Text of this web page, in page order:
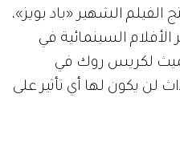
الفيلم الشهير «باد بويز»،
السينمائية في
لكريس روك في
لن يكون لها أي تأثير على